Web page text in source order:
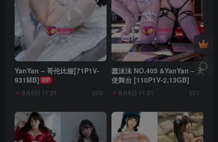
YanYan – 哥伦比娅[71P1V-
931MB] VIP
8月6日 11:31 0
蠢沫沫 NO.405 &YanYan – 天
使舞台 [110P1V-2.13GB]
8月6日 11:31 1